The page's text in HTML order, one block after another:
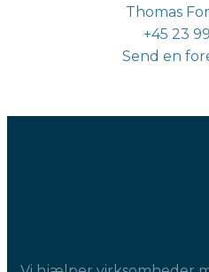
Thomas
+45 23
Send en